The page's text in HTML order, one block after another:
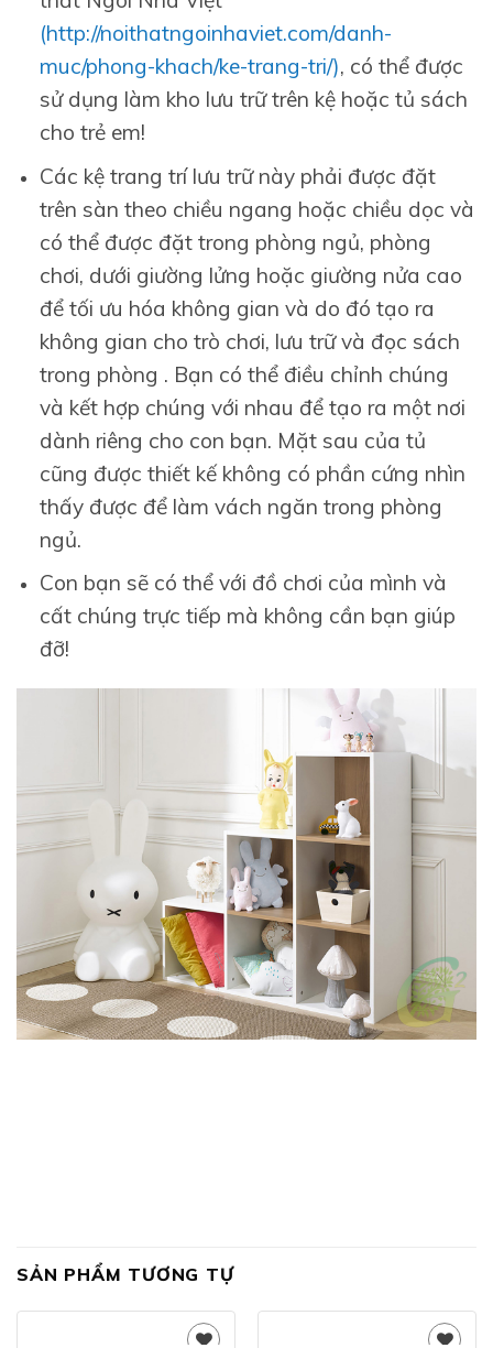
(http://noithatngoinhaviet.com/danh-
muc/phong-khach/ke-trang-tri/), có thể được
sử dụng làm kho lưu trữ trên kệ hoặc tủ sách
cho trẻ em!
Các kệ trang trí lưu trữ này phải được đặt
trên sàn theo chiều ngang hoặc chiều dọc và
có thể được đặt trong phòng ngủ, phòng
chơi, dưới giường lửng hoặc giường nửa cao
để tối ưu hóa không gian và do đó tạo ra
không gian cho trò chơi, lưu trữ và đọc sách
trong phòng . Bạn có thể điều chỉnh chúng
và kết hợp chúng với nhau để tạo ra một nơi
dành riêng cho con bạn. Mặt sau của tủ
cũng được thiết kế không có phần cứng nhìn
thấy được để làm vách ngăn trong phòng
ngủ.
Con bạn sẽ có thể với đồ chơi của mình và
cất chúng trực tiếp mà không cần bạn giúp
đỡ!
SẢN PHẨM TƯƠNG TỰ